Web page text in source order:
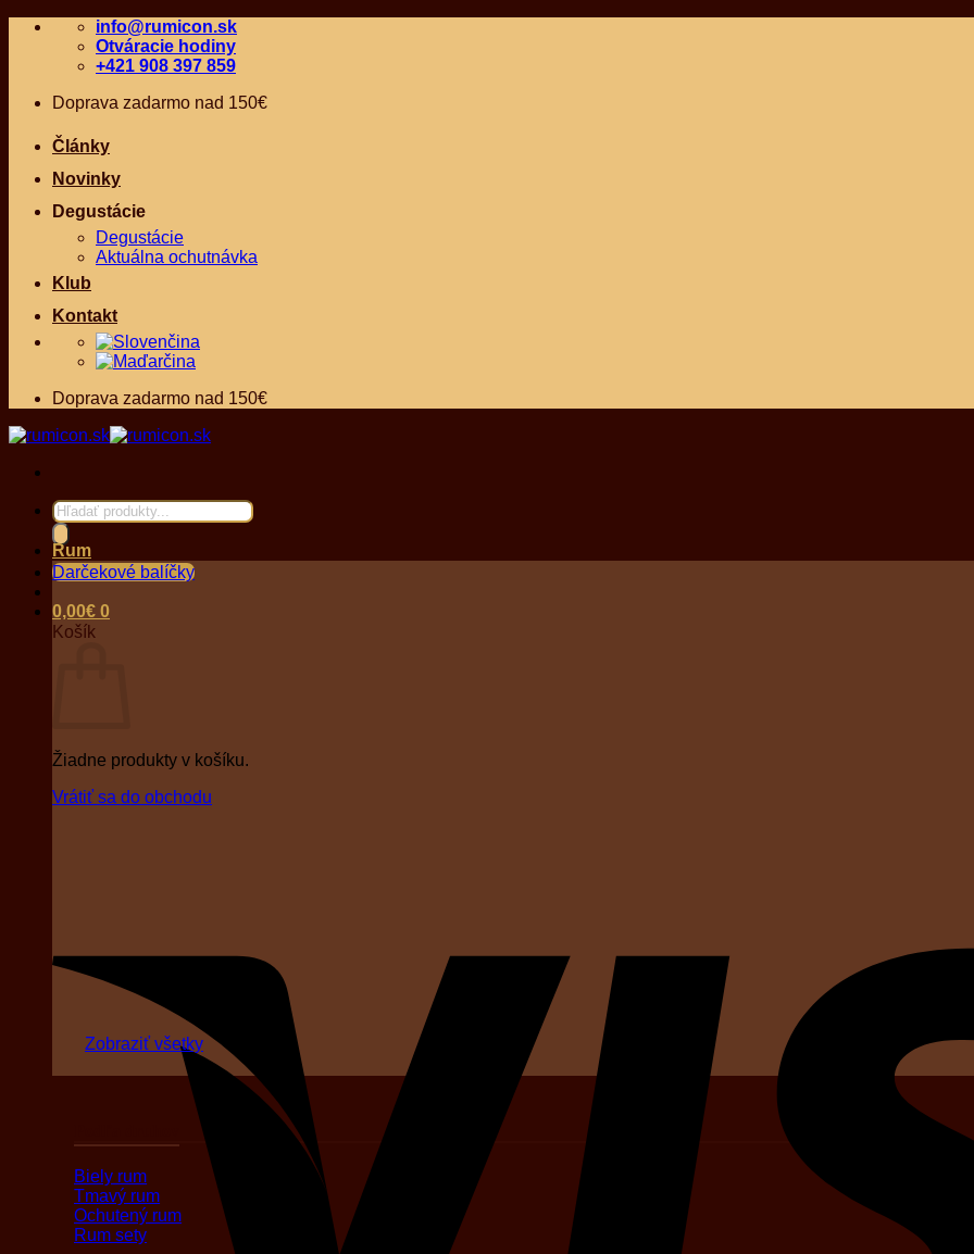
Skip
info@rumicon.sk
Otváracie hodiny
+421 908 397 859
Doprava zadarmo nad 150€
Články
Novinky
Degustácie
Degustácie
Aktuálna ochutnávka
Klub
Kontakt
Doprava zadarmo nad 150€
Products
search
Darčekové balíčky
0,00€ 0
Košík
Žiadne produkty v košíku.
Vrátiť sa do obchodu
Rum
Zobraziť všetky
Biely rum
Tmavý rum
Ochutený rum
Rum sety